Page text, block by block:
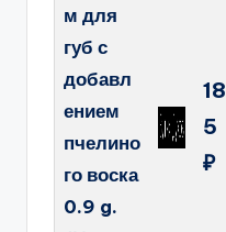
м для
губ с
добавл
ением
пчелино
го воска
0.9 g.
18
5
₽